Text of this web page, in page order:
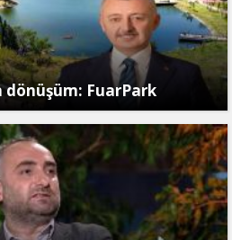
FuarPark